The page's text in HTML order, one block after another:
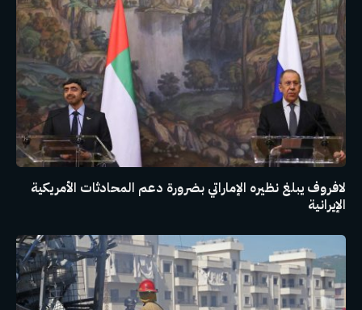
لافروف يبلغ نظيره الإماراتي بضرورة دعم المحادثات الأمريكية
الإيرانية